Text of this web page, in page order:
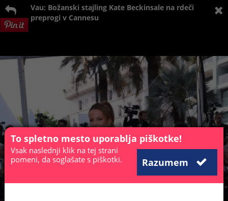
Vau: Božanski stajling Kate Beckinsale na rdeči
preprogi v Cannesu
To spletno mesto uporablja piškotke!
Razumem
Vsak naslednji klik na tej strani
pomeni, da soglašate s piškotki.